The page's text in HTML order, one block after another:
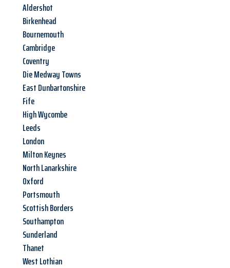
Aldershot
Birkenhead
Bournemouth
Cambridge
Coventry
Die Medway Towns
East Dunbartonshire
Fife
High Wycombe
Leeds
London
Milton Keynes
North Lanarkshire
Oxford
Portsmouth
Scottish Borders
Southampton
Sunderland
Thanet
West Lothian